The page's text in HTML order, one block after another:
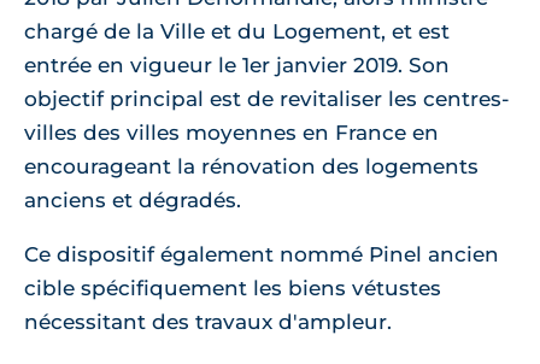
chargé de la Ville et du Logement, et est
entrée en vigueur le 1er janvier 2019. Son
objectif principal est de revitaliser les centres-
villes des villes moyennes en France en
encourageant la rénovation des logements
anciens et dégradés.
Ce dispositif également nommé Pinel ancien
cible spécifiquement les biens vétustes
nécessitant des travaux d'ampleur.